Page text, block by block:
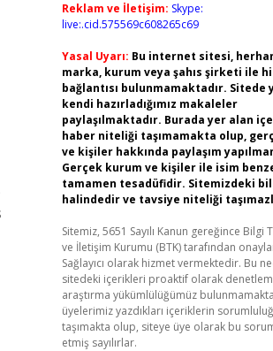
Reklam ve İletişim: Skype:
live:.cid.575569c608265c69
Yasal Uyarı: Bu internet sitesi,
marka, kurum veya şahıs şirketi ile
bağlantısı bulunmamaktadır. Sitede
kendi hazırladığımız makaleler
paylaşılmaktadır. Burada yer alan
haber niteliği taşımamakta olup,
ve kişiler hakkında paylaşım
Gerçek kurum ve kişiler ile isim
tamamen tesadüfidir. Sitemizdeki
halindedir ve tavsiye niteliği
Sitemiz, 5651 Sayılı Kanun gereğince Bilgi
ve İletişim Kurumu (BTK) tarafından
Sağlayıcı olarak hizmet vermektedir. Bu
sitedeki içerikleri proaktif olarak
araştırma yükümlülüğümüz
üyelerimiz yazdıkları içeriklerin
taşımakta olup, siteye üye olarak bu
etmiş sayılırlar.